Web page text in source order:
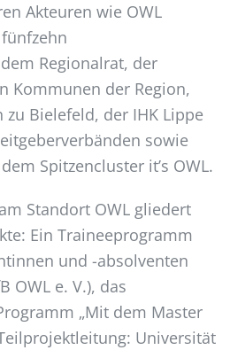
Akteuren wie OWL
Regionalrat, der
Kommunen der Region,
zu Bielefeld, der IHK Lippe
sowie
Spitzencluster it’s OWL.
Standort OWL gliedert
Ein Traineeprogramm
und -absolventen
OWL e. V.), das
„Mit dem Master
Universität